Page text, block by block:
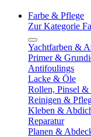
Farbe & Pflege
Zur Kategorie
Yachtfarben &
Primer &
Antifoulings
Lacke & Öle
Rollen, Pinsel &
Reinigen &
Kleben &
Reparatur
Planen &